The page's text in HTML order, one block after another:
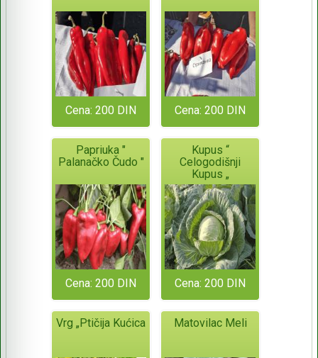
Cena: 200 DIN Cena: 200 DIN
Papriuka "
Palanačko Čudo "
Cena: 200 DIN
Kupus “
Celogodišnji
Kupus „
Cena: 200 DIN
Vrg „Ptičija Kućica Matovilac Meli